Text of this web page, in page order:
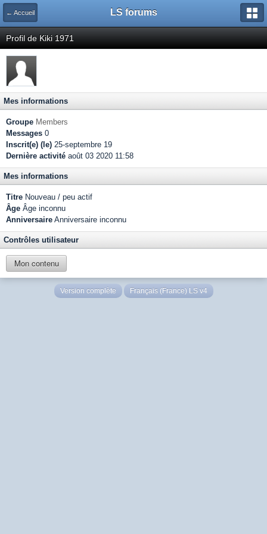
← Accueil LS forums
Profil de Kiki 1971
Mes informations
Groupe Members
Messages 0
Inscrit(e) (le) 25-septembre 19
Dernière activité août 03 2020 11:58
Mes informations
Titre Nouveau / peu actif
Âge Âge inconnu
Anniversaire Anniversaire inconnu
Contrôles utilisateur
Mon contenu
Version complète Français (France) LS v4